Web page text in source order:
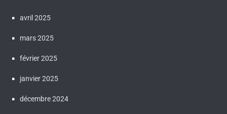
avril 2025
mars 2025
février 2025
janvier 2025
décembre 2024